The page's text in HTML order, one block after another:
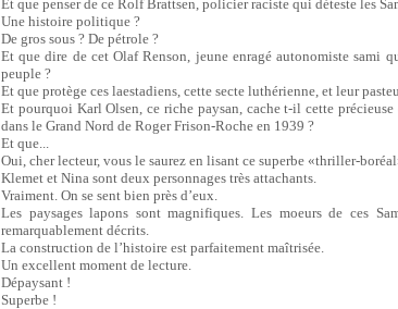
Et que penser de ce Rolf Brattsen, policier raciste qui déteste les
Une histoire politique ?
De gros sous ? De pétrole ?
Et que dire de cet Olaf Renson, jeune enragé autonomiste sami
peuple ?
Et que protège ces laestadiens, cette secte luthérienne, et leur
Et pourquoi Karl Olsen, ce riche paysan, cache t-il cette
dans le Grand Nord de Roger Frison-Roche en 1939 ?
Et que...
Oui, cher lecteur, vous le saurez en lisant ce superbe «thriller-
Klemet et Nina sont deux personnages très attachants.
Vraiment. On se sent bien près d’eux.
Les paysages lapons sont magnifiques. Les moeurs de ces
remarquablement décrits.
La construction de l’histoire est parfaitement maîtrisée.
Un excellent moment de lecture.
Dépaysant !
Superbe !